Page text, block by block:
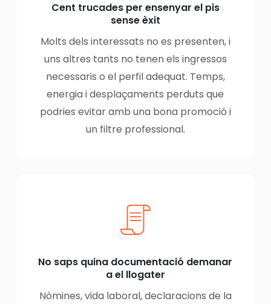
Cent trucades per ensenyar el pis
sense èxit
Molts dels interessats no es presenten, i
uns altres tants no tenen els ingressos
necessaris o el perfil adequat. Temps,
energia i desplaçaments perduts que
podries evitar amb una bona promoció i
un filtre professional.
No saps quina documentació demanar
a el llogater
Nòmines, vida laboral, declaracions de la